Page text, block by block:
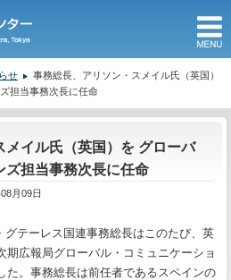
せ
事務総長、アリソン・スメイル氏（英国）
担当事務次長に任命
メイル氏（英国）を グローバ
ズ担当事務次長に任命
月09日
テーレス国連事務総長はこのたび、英
期広報局グローバル・コミュニケーショ
た。事務総長は前任者であるスペインの